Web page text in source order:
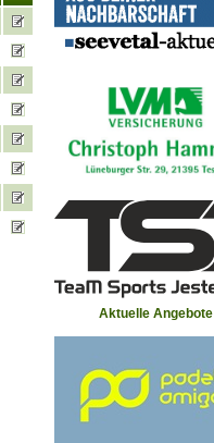
Aktuelle Angebote